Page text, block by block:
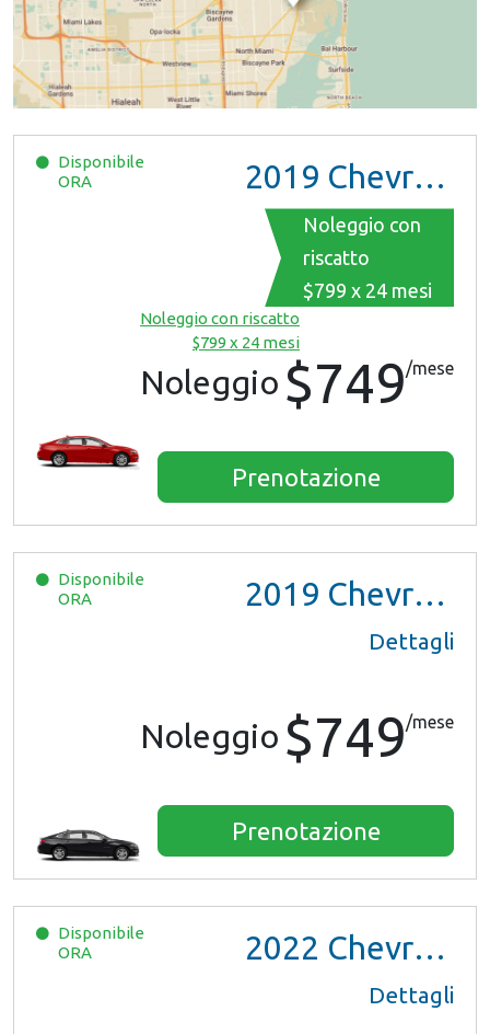
Disponibile
ORA
2019 Chevrolet Malibu
Noleggio con
riscatto
$799 x 24 mesi
Noleggio con riscatto
$799 x 24 mesi
Noleggio $749/mese
Prenotazione
Disponibile
ORA
2019 Chevrolet Malibu
Dettagli
Noleggio $749/mese
Prenotazione
Disponibile
ORA
2022 Chevrolet Trax LS
Dettagli